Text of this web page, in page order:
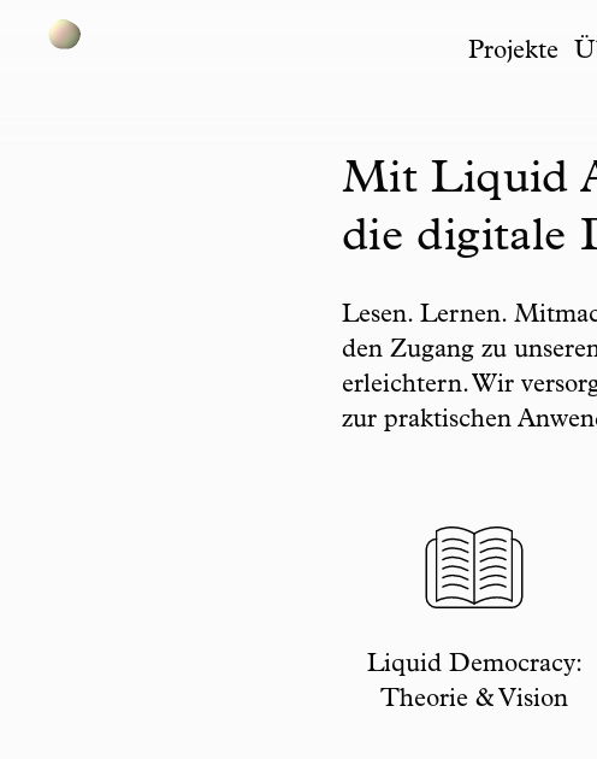
Projekte
Mit Liquid
die digitale
Lesen. Lernen.
den Zugang zu
erleichtern. Wir
zur praktischen
Liquid Democracy:
Theorie & Vision